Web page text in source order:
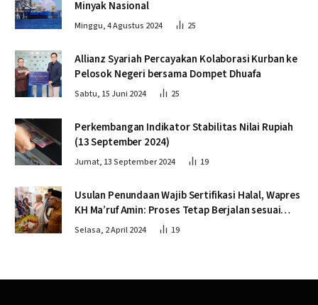
Minyak Nasional
Minggu, 4 Agustus 2024 25
Allianz Syariah Percayakan Kolaborasi Kurban ke
Pelosok Negeri bersama Dompet Dhuafa
Sabtu, 15 Juni 2024 25
Perkembangan Indikator Stabilitas Nilai Rupiah
(13 September 2024)
Jumat, 13 September 2024 19
Usulan Penundaan Wajib Sertifikasi Halal, Wapres
KH Ma’ruf Amin: Proses Tetap Berjalan sesuai
Penahapan
Selasa, 2 April 2024 19